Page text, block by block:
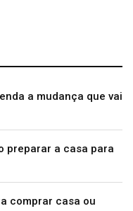
a mudança que vai
preparar a casa para
comprar casa ou